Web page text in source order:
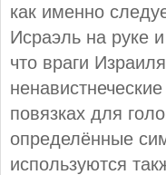
как именно
Исраэль на руке
что враги
повязках для
определённые
используются